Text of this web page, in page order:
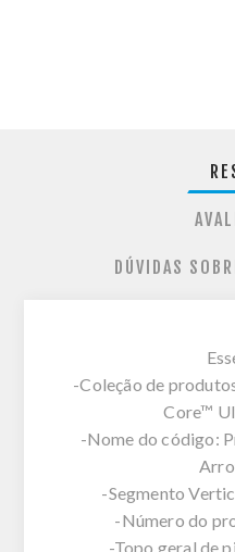
DÚVIDAS
-Coleção de
Core™
-Nome do código:
-Segmento
-Número do
-Topo geral de